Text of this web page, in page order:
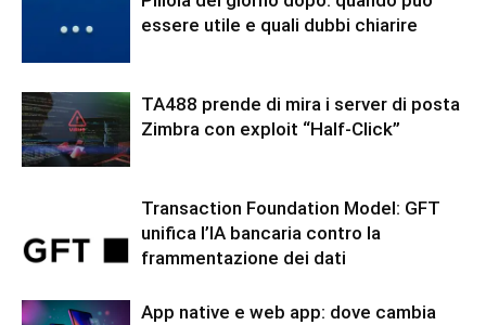
essere utile e quali dubbi chiarire
TA488 prende di mira i server di posta
Zimbra con exploit “Half-Click”
Transaction Foundation Model: GFT
unifica l’IA bancaria contro la
frammentazione dei dati
App native e web app: dove cambia